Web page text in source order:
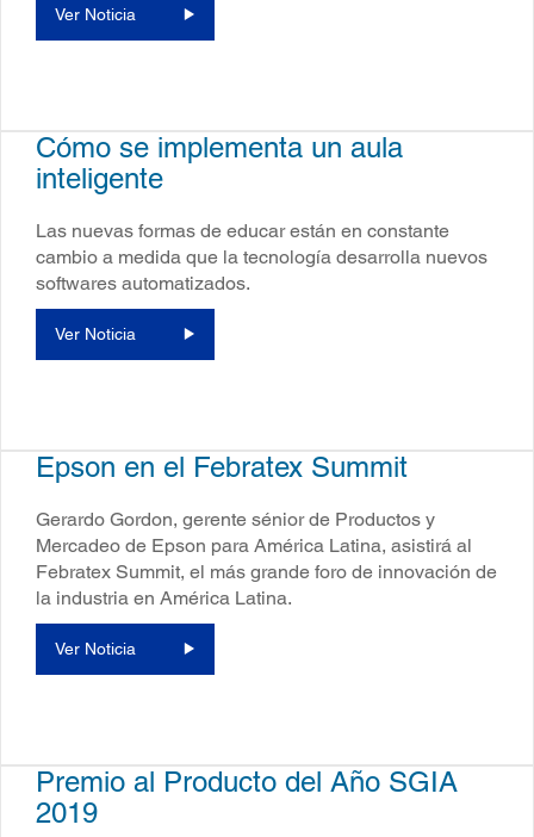
Ver Noticia
Cómo se implementa un aula
inteligente
Las nuevas formas de educar están en constante
cambio a medida que la tecnología desarrolla nuevos
softwares automatizados.
Ver Noticia
Epson en el Febratex Summit
Gerardo Gordon, gerente sénior de Productos y
Mercadeo de Epson para América Latina, asistirá al
Febratex Summit, el más grande foro de innovación de
la industria en América Latina.
Ver Noticia
Premio al Producto del Año SGIA
2019